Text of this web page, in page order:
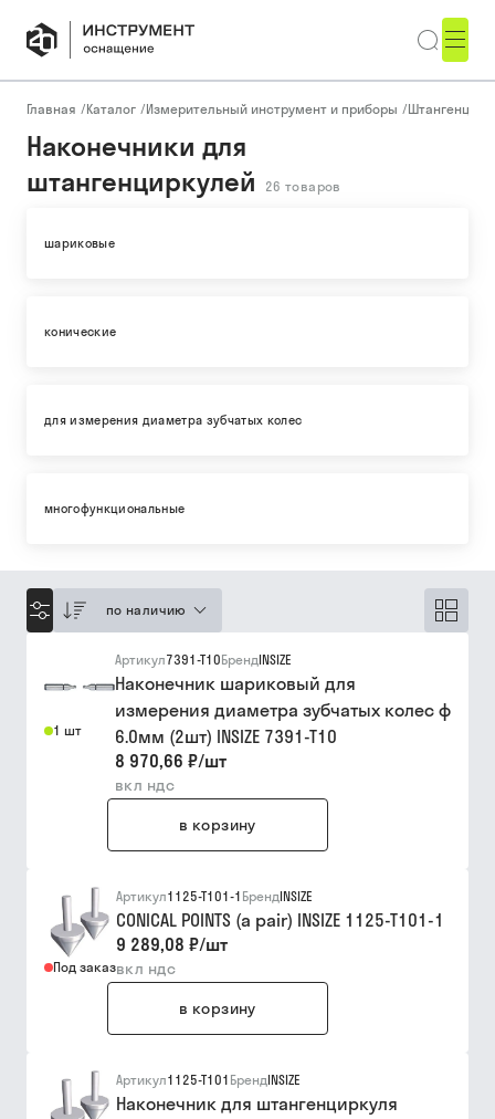
Главная /Каталог /Измерительный инструмент и приборы /
Наконечники для
штангенциркулей
26 товаров
шариковые
конические
для измерения диаметра зубчатых колес
многофункциональные
по наличию
1 шт
Артикул7391-T10БрендINSIZE
Наконечник шариковый для
измерения диаметра зубчатых колес ф
6.0мм (2шт) INSIZE 7391-T10
8 970,66 ₽/шт
вкл ндс
в корзину
Под заказ
Артикул1125-T101-1 БрендINSIZE
CONICAL POINTS (a pair) INSIZE 1125-T101-1
9 289,08 ₽/шт
вкл ндс
в корзину
Артикул1125-T101 БрендINSIZE
Наконечник для штангенциркуля